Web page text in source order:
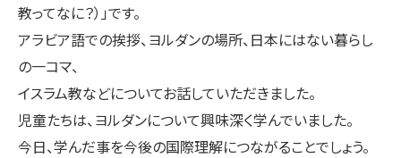
教ってなに？）」です。
アラビア語での挨拶、ヨルダンの場所、日本にはない暮らし
の一コマ、
イスラム教などについてお話していただきました。
児童たちは、ヨルダンについて興味深く学んでいました。
今日、学んだ事を今後の国際理解につながることでしょう。